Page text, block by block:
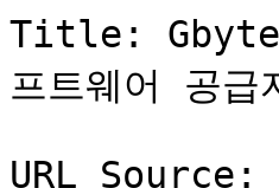
Title: Gbyte
프트웨어 공급
URL